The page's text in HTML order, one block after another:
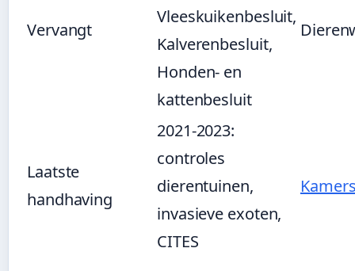
Vervangt
Vleeskuikenbesluit,
Kalverenbesluit,
Honden- en
kattenbesluit
Laatste
handhaving
2021-2023:
controles
dierentuinen,
invasieve exoten,
CITES